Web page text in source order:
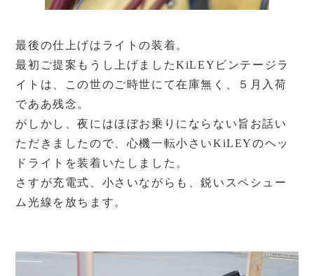
最後の仕上げはライトの装着。
最初ご提案もうし上げましたKiLEYビンテージラ
イトは、この世のご時世にて在庫無く、５月入荷
でああ残念。
がしかし、夜にはほぼお乗りにならない旨お話い
ただきましたので、心機一転小さいKiLEYのヘッ
ドライトを装着いたしました。
さすが充電式、小さいながらも、鋭いスペシュー
ム光線を放ちます。